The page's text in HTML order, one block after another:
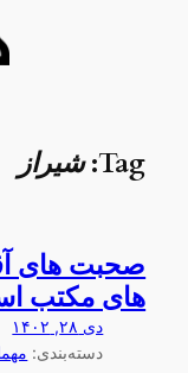
Tag: شیراز
صحبت های
های مکتب
دی ۲۸, ۱۴۰۲
دسته‌بندی: